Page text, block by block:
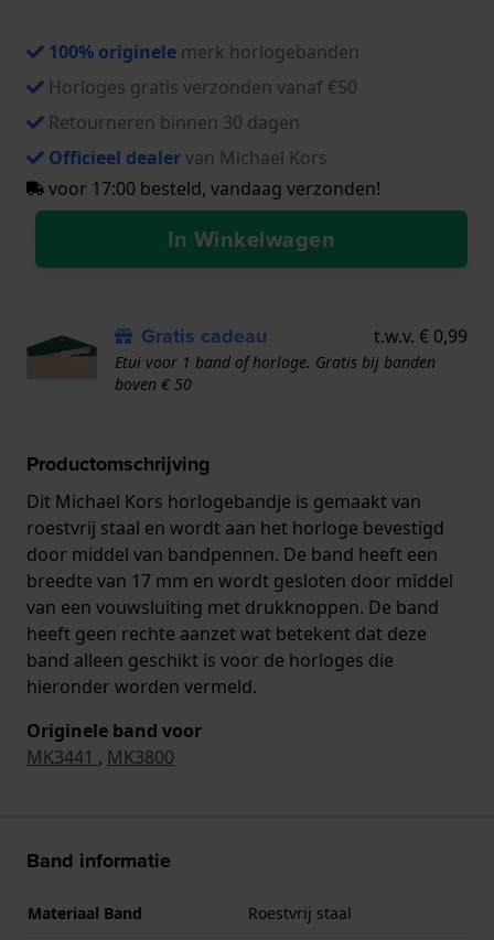
100% originele merk horlogebanden
Horloges gratis verzonden vanaf €50
Retourneren binnen 30 dagen
Officieel dealervan Michael Kors
voor 17:00 besteld, vandaag verzonden!
In Winkelwagen
Gratis cadeau t.w.v. € 0,99
Etui voor 1 band of horloge. Gratis bij banden
boven € 50
Productomschrijving
Dit Michael Kors horlogebandje is gemaakt van
roestvrij staal en wordt aan het horloge bevestigd
door middel van bandpennen. De band heeft een
breedte van 17 mm en wordt gesloten door middel
van een vouwsluiting met drukknoppen. De band
heeft geen rechte aanzet wat betekent dat deze
band alleen geschikt is voor de horloges die
hieronder worden vermeld.
Originele band voor
MK3441 , MK3800
Band informatie
Materiaal Band Roestvrij staal